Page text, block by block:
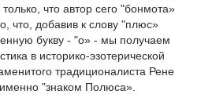
что автор сего "бонмота»
что, добавив к слову "плюс»
букву - "о» - мы получаем
в историко-эзотерической
традиционалиста Рене
"знаком Полюса».